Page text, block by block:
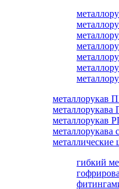
металлорукав
металлорукав
металлорукава
металлические
гибкий